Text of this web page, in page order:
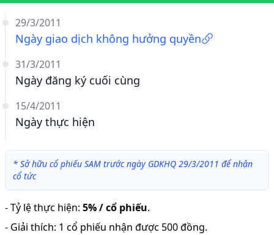
29/3/2011
Ngày giao dịch không hưởng quyền
31/3/2011
Ngày đăng ký cuối cùng
15/4/2011
Ngày thực hiện
* Sở hữu cổ phiếu SAM trước ngày GDKHQ 29/3/2011 để nhận
cổ tức
-Tỷ lệ thực hiện: 5% / cổ phiếu.
- Giải thích: 1 cổ phiếu nhận được 500 đồng.